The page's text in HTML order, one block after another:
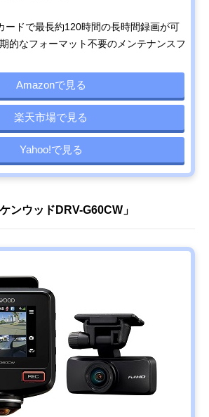
ードで最長約120時間の長時間録画が可
的なフォーマット不要のメンテナンスフ
Amazonで見る
楽天市場で見る
Yahoo!で見る
ンウッドDRV-G60CW」